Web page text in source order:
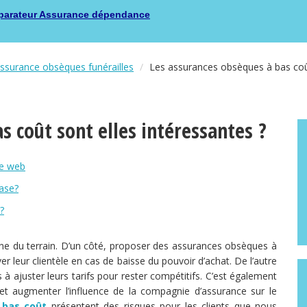
Assurance dépendance
obsèques funérailles Les assurances obsèques à bas
coût sont elles intéressantes ?
web
du terrain. D’un côté, proposer des assurances obsèques à
clientèle en cas de baisse du pouvoir d’achat. De l’autre
ajuster leurs tarifs pour rester compétitifs. C’est également
l’influence de la compagnie d’assurance sur le